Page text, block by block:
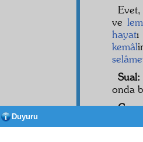
ve
hayat
kemâl
Sual:
onda
Duyuru